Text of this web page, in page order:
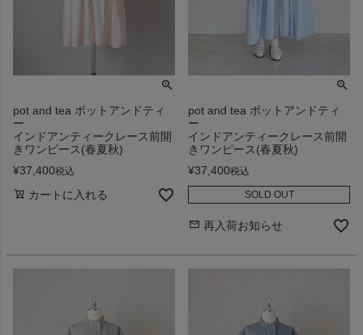
pot and tea ポットアンドティ
ー
インドアンティークレース前開
きワンピース(春夏秋)
¥37,400税込
カートに入れる
pot and tea ポットアンドティ
ー
インドアンティークレース前開
きワンピース(春夏秋)
¥37,400税込
SOLD OUT
再入荷お知らせ